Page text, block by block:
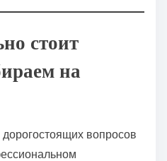
стоит
на
вопросов